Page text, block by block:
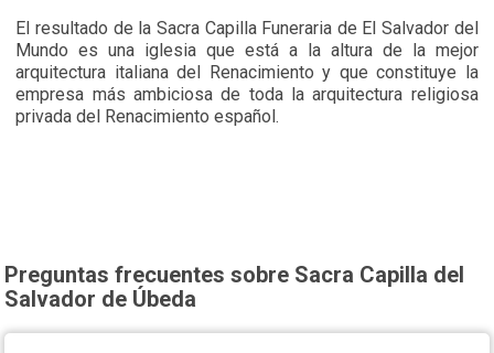
El resultado de la Sacra Capilla Funeraria de El Salvador del
Mundo es una iglesia que está a la altura de la mejor
arquitectura italiana del Renacimiento y que constituye la
empresa más ambiciosa de toda la arquitectura religiosa
privada del Renacimiento español.
Preguntas frecuentes sobre Sacra Capilla del
Salvador de Úbeda